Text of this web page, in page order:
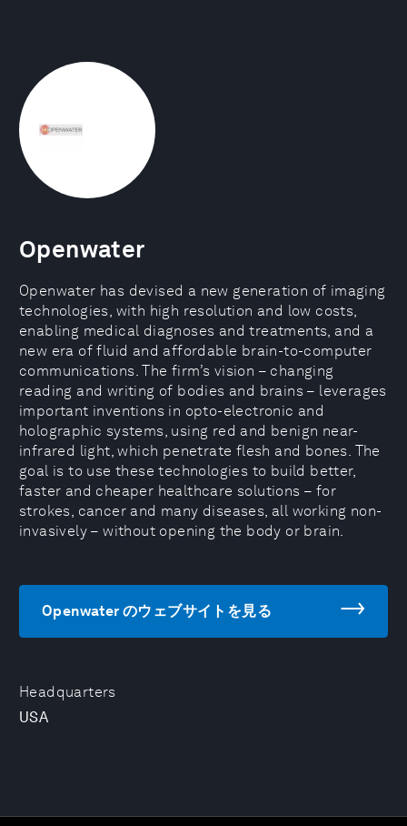
Headquarters
USA
Openwater
Openwater has devised a new generation of imaging
technologies, with high resolution and low costs,
enabling medical diagnoses and treatments, and a
new era of fluid and affordable brain-to-computer
communications. The firm’s vision – changing
reading and writing of bodies and brains – leverages
important inventions in opto-electronic and
holographic systems, using red and benign near-
infrared light, which penetrate flesh and bones. The
goal is to use these technologies to build better,
faster and cheaper healthcare solutions – for
strokes, cancer and many diseases, all working non-
invasively – without opening the body or brain.
Openwater のウェブサイトを見る